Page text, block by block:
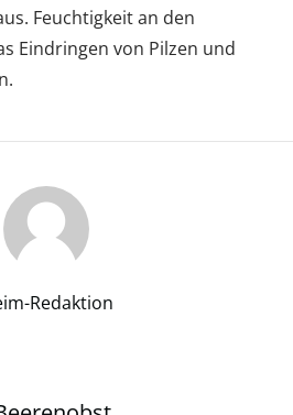
Feuchtigkeit an den
Eindringen von Pilzen und
Redaktion